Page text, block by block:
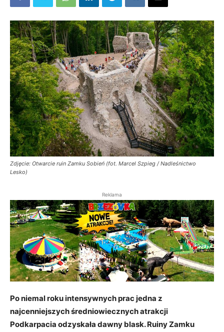
Zdjęcie: Otwarcie ruin Zamku Sobień (fot. Marcel Szpieg / Nadleśnictwo
Lesko)
Reklama
Po niemal roku intensywnych prac jedna z
najcenniejszych średniowiecznych atrakcji
Podkarpacia odzyskała dawny blask. Ruiny Zamku